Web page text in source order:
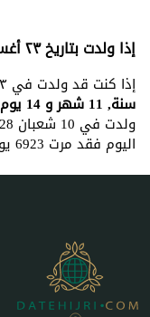
إذا ولدت بتاريخ ٢٣ أغسطس ٢٠٠٧ م فكم سيكون عمري؟
إذا كنت قد ولدت في ٢٣ أغسطس ٢٠٠٧ م، فسيكون عمرك
سنة, 11 شهر و 14 يوم
اليوم فقد مرت 6923 يومًا منذ ٢٣ أغسطس ٢٠٠٧ م.